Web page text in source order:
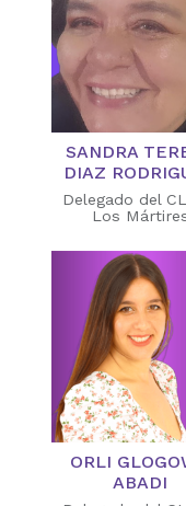
SANDRA
DIAZ
Delegado del
Los
ORLI
ABADI